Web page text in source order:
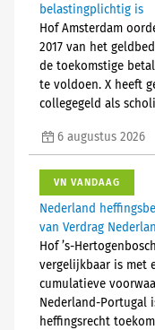
belastingplichtig is
Hof Amsterdam
2017 van het
de toekomstige
te voldoen. X heeft
collegegeld als
6 augustus 2026
VN VANDAAG
Nederland
van Verdrag
Hof ’s-
vergelijkbaar is met
cumulatieve
Nederland-Portugal
heffingsrecht